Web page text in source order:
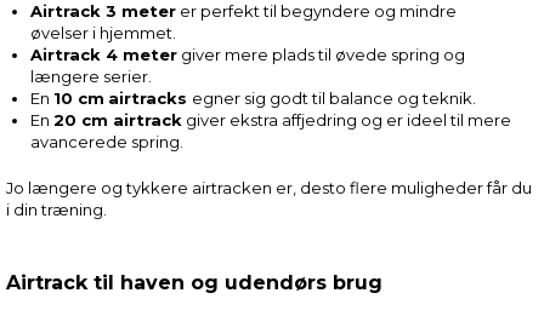
Airtrack 3 meter er perfekt til begyndere og mindre
øvelser i hjemmet.
Airtrack 4 meter giver mere plads til øvede spring og
længere serier.
En 10 cm airtracks egner sig godt til balance og teknik.
En 20 cm airtrack giver ekstra affjedring og er ideel til mere
avancerede spring.
Jo længere og tykkere airtracken er, desto flere muligheder får du
i din træning.
Airtrack til haven og udendørs brug